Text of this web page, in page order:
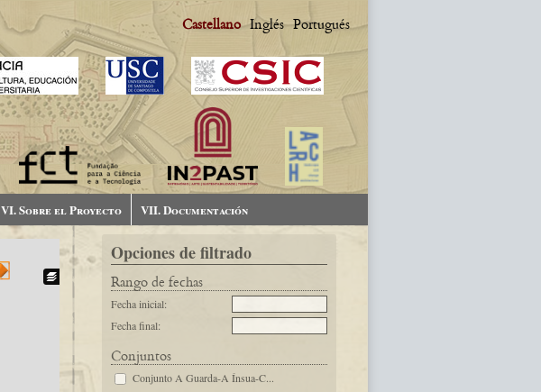
Castellano Inglés Portugués
VI. Sobre el Proyecto VII. Documentación
Opciones de filtrado
Rango de fechas
Fecha inicial:
Fecha final:
Conjuntos
Conjunto A Guarda-A Ínsua-C...